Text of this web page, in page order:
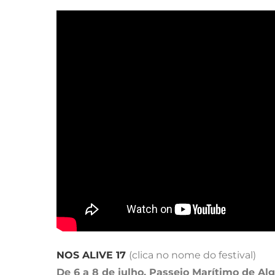
NOS ALIVE 17 (clica no nome do festival)
De 6 a 8 de julho, Passeio Marítimo de